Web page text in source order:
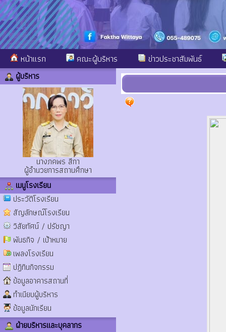
หน้าแรก คณะผู้บริหาร ข่าวประชาสัมพันธ์
ผู้บริหาร
นางภคพร สีกา
ผู้อำนวยการสถานศึกษา
เมนูโรงเรียน
ประวัติโรงเรียน
สัญลักษณ์โรงเรียน
วิสัยทัศน์ / ปรัชญา
พันธกิจ / เป้าหมาย
เพลงโรงเรียน
ปฏิทินกิจกรรม
ข้อมูลอาคารสถานที่
ทำเนียบผู้บริหาร
ข้อมูลนักเรียน
ฝ่ายบริหารและบุคลากร